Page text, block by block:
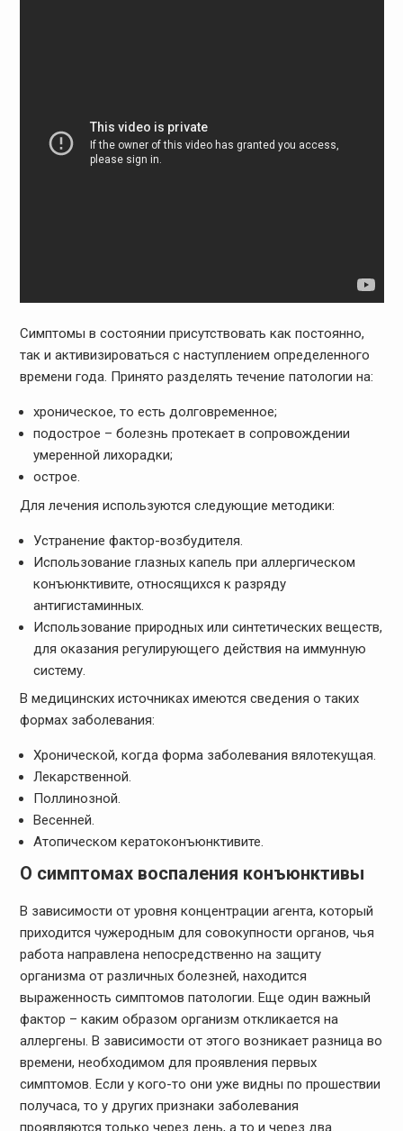
Симптомы в состоянии присутствовать как постоянно,
так и активизироваться с наступлением определенного
времени года. Принято разделять течение патологии на:
хроническое, то есть долговременное;
подострое – болезнь протекает в сопровождении
умеренной лихорадки;
острое.
Для лечения используются следующие методики:
Устранение фактор-возбудителя.
Использование глазных капель при аллергическом
конъюнктивите, относящихся к разряду
антигистаминных.
Использование природных или синтетических веществ,
для оказания регулирующего действия на иммунную
систему.
В медицинских источниках имеются сведения о таких
формах заболевания:
Хронической, когда форма заболевания вялотекущая.
Лекарственной.
Поллинозной.
Весенней.
Атопическом кератоконъюнктивите.
О симптомах воспаления конъюнктивы
В зависимости от уровня концентрации агента, который
приходится чужеродным для совокупности органов, чья
работа направлена непосредственно на защиту
организма от различных болезней, находится
выраженность симптомов патологии. Еще один важный
фактор – каким образом организм откликается на
аллергены. В зависимости от этого возникает разница во
времени, необходимом для проявления первых
симптомов. Если у кого-то они уже видны по прошествии
получаса, то у других признаки заболевания
проявляются только через день, а то и через два.